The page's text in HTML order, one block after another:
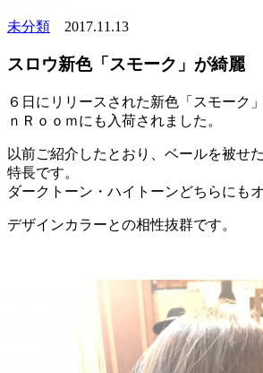
未分類 2017.11.13
スロウ新色「スモーク」が綺麗
６日にリリースされた新色「スモーク
ｎＲｏｏｍにも入荷されました。
以前ご紹介したとおり、ベールを被せ
特長です。
ダークトーン・ハイトーンどちらにも
デザインカラーとの相性抜群です。